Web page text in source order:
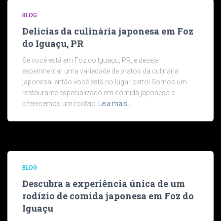
BLOG
Delícias da culinária japonesa em Foz
do Iguaçu, PR
Se você está em Foz do Iguaçu, PR, e deseja
experimentar uma variedade de pratos da culinária
japonesa, então você está no lugar certo! Somos um
restaurante especializado em comida japonesa e
oferecemos um rodízio
Leia mais…
BLOG
Descubra a experiência única de um
rodízio de comida japonesa em Foz do
Iguaçu